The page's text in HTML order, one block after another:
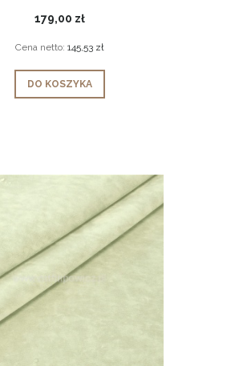
179,00 zł
Cena netto: 145,53 zł
DO KOSZYKA